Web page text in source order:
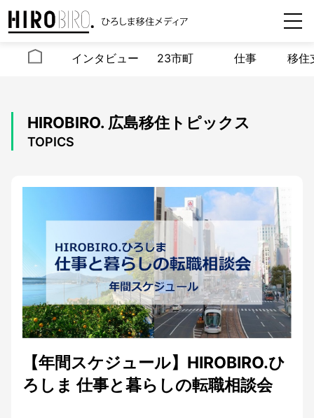
インタビュー 23市町 仕事 移住
HIROBIRO. 広島移住トピックス
TOPICS
【年間スケジュール】HIROBIRO.ひ
ろしま 仕事と暮らしの転職相談会